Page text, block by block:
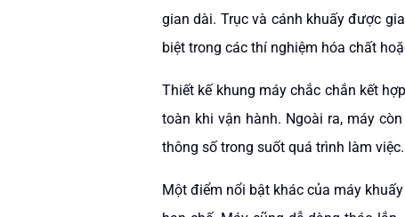
gian dài. Trục và cánh khuấy được
biệt trong các thí nghiệm hóa chất
Thiết kế khung máy chắc chắn kết
toàn khi vận hành. Ngoài ra, máy
thông số trong suốt quá trình làm việc.
Một điểm nổi bật khác của máy